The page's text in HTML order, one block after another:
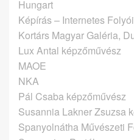
Hungart
Képírás – Internetes
Kortárs Magyar Galéria,
Lux Antal képzőművész
MAOE
NKA
Pál Csaba képzőművész
Susannia Lakner Zsuzsa
Spanyolnátha Művészeti